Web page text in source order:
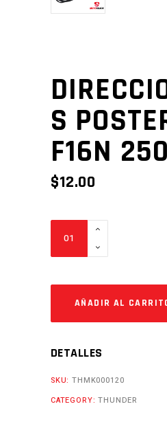
S
F16N 250
$12.00
DIRECCIONALES
POSTERIORES
250
CantidadAÑADIR AL
DETALLES
SKU:THMK000120
CATEGORY:THUNDER